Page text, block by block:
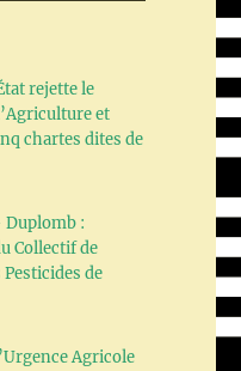
rejette le
et
chartes dites de
Duplomb :
Collectif de
de
Agricole